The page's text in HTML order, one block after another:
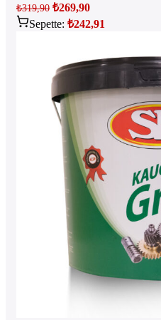
₺319,90 ₺269,90
Sepette: ₺242,91